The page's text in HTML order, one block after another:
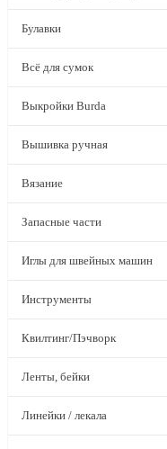
Булавки
Всё для сумок
Выкройки Burda
Вышивка ручная
Вязание
Запасные части
Иглы для швейных машин
Инструменты
Квилтинг/Пэчворк
Ленты, бейки
Линейки / лекала